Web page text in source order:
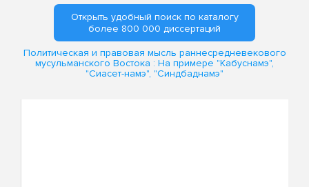
Открыть удобный поиск по каталогу
более 800 000 диссертаций
Политическая и правовая мысль раннесредневекового
мусульманского Востока : На примере "Кабуснамэ",
"Сиасет-намэ", "Синдбаднамэ"